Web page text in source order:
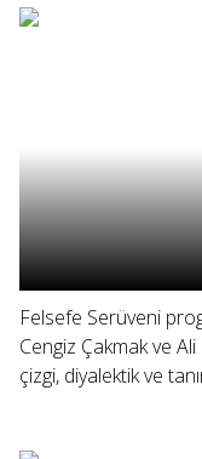
Felsefe Serüveni
Cengiz Çakmak ve
çizgi, diyalektik ve